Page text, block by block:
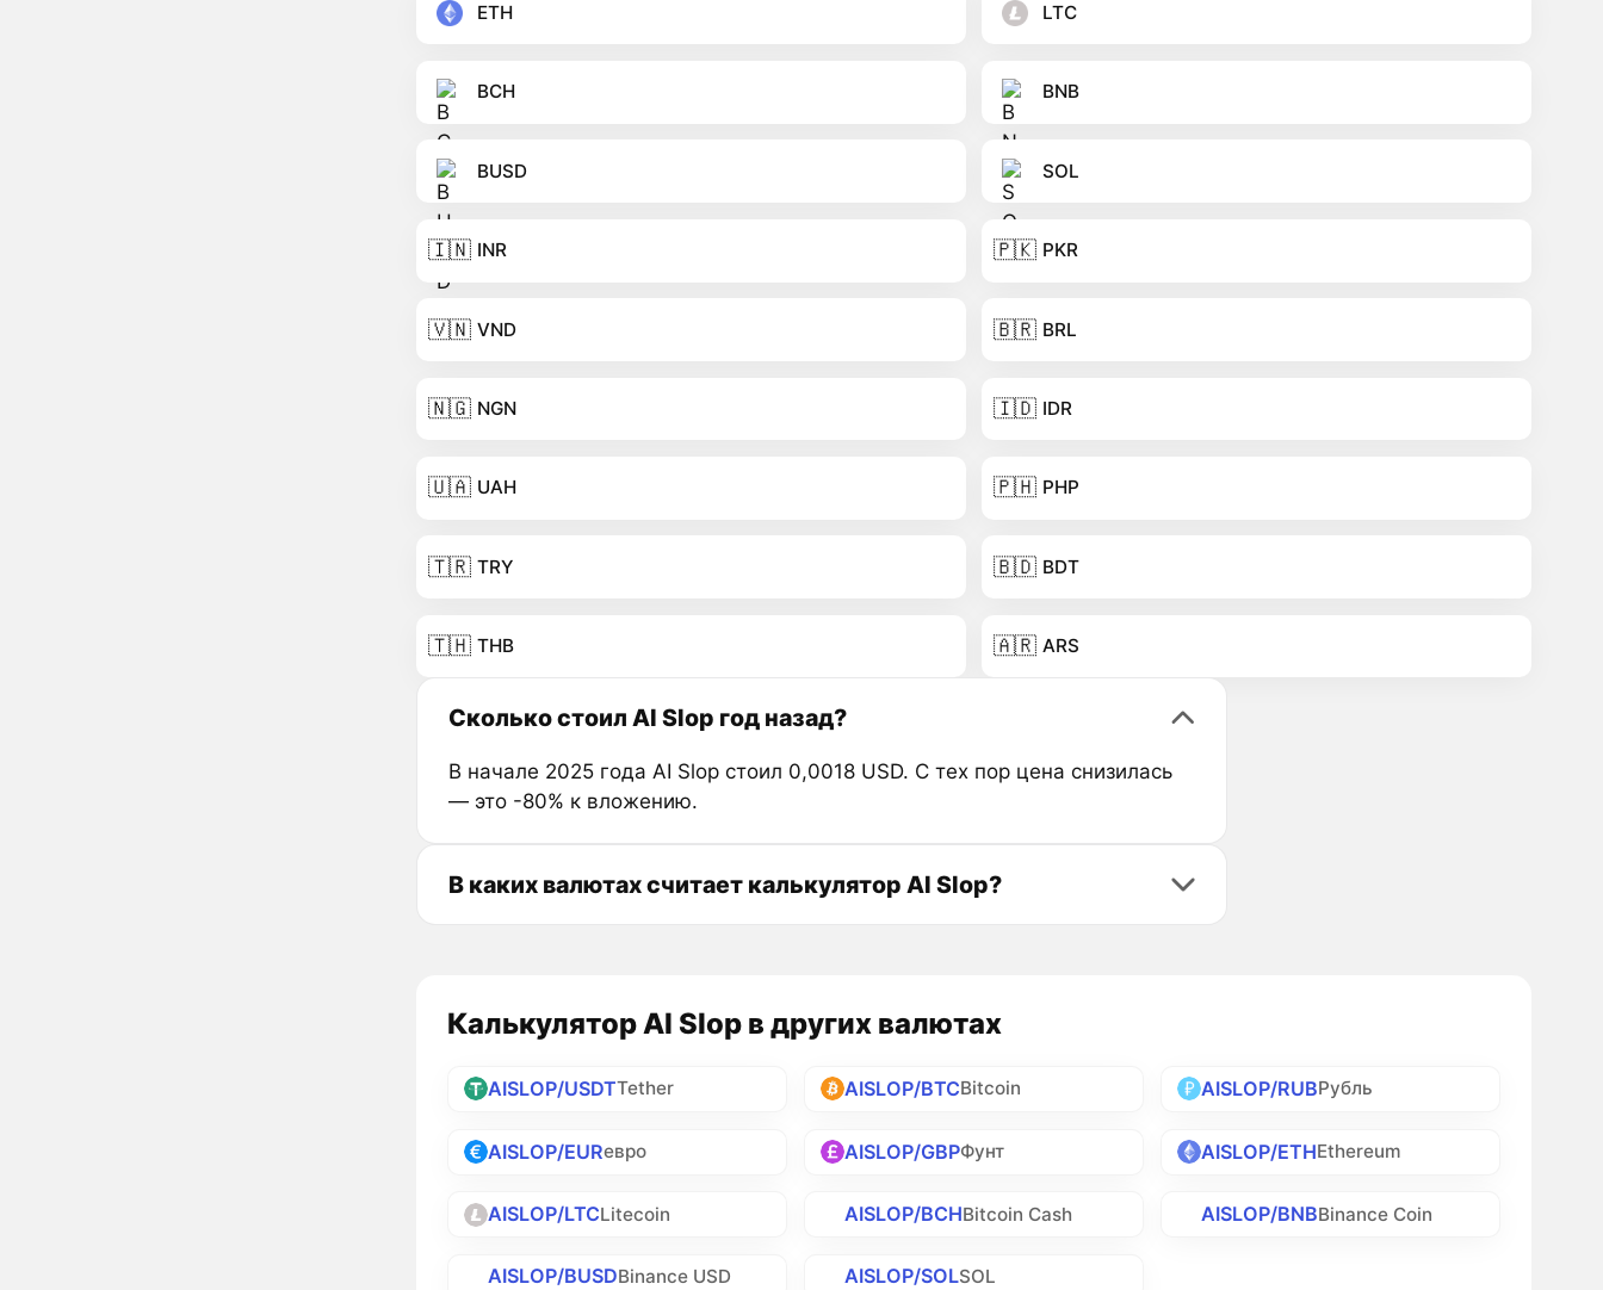
ETH LTC
BCH BNB
BUSD SOL
🇮🇳 INR 🇵🇰 PKR
🇻🇳 VND 🇧🇷 BRL
🇳🇬 NGN 🇮🇩 IDR
🇺🇦 UAH 🇵🇭 PHP
🇹🇷 TRY 🇧🇩 BDT
🇹🇭 THB 🇦🇷 ARS
Сколько стоил AI Slop год назад?
В начале 2025 года AI Slop стоил 0,0018 USD. С тех пор цена снизилась
— это -80% к вложению.
В каких валютах считает калькулятор AI Slop?
Калькулятор AI Slop в других валютах
AISLOP/USDTTether AISLOP/BTCBitcoin AISLOP/RUBРубль
AISLOP/EURевро AISLOP/GBPФунт AISLOP/ETHEthereum
AISLOP/LTCLitecoin AISLOP/BCHBitcoin Cash AISLOP/BNBBinance Coin
AISLOP/BUSDBinance USD AISLOP/SOLSOL